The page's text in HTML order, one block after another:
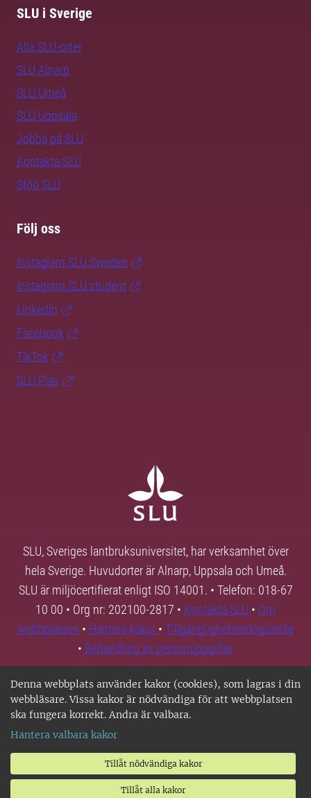
Denna webbplats använder kakor (cookies), som lagras i din
webbläsare. Vissa kakor är nödvändiga för att webbplatsen
ska fungera korrekt. Andra är valbara.
Hantera valbara kakor
Tillåt nödvändiga kakor
Tillåt alla kakor
SLU i Sverige
Alla SLU-orter
SLU Alnarp
SLU Umeå
SLU Uppsala
Jobba på SLU
Kontakta SLU
Stöd SLU
Följ oss
Instagram SLU.Sweden
Instagram SLU.student
LinkedIn
Facebook
TikTok
SLU Play
SLU, Sveriges lantbruksuniversitet, har verksamhet över
hela Sverige. Huvudorter är Alnarp, Uppsala och Umeå.
SLU är miljöcertifierat enligt ISO 14001. • Telefon: 018-67
10 00 • Org nr: 202100-2817 • Kontakta SLU • Om
webbplatsen • Hantera kakor • Tillgänglighetsredogörelse
• Behandling av personuppgifter